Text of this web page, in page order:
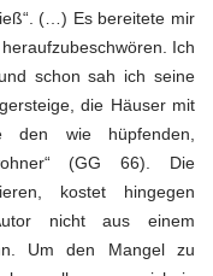
(…) Es bereitete mir
Ich
schon sah ich seine
die Häuser mit
den wie hüpfenden,
(GG 66). Die
kostet hingegen
nicht aus einem
Um den Mangel zu